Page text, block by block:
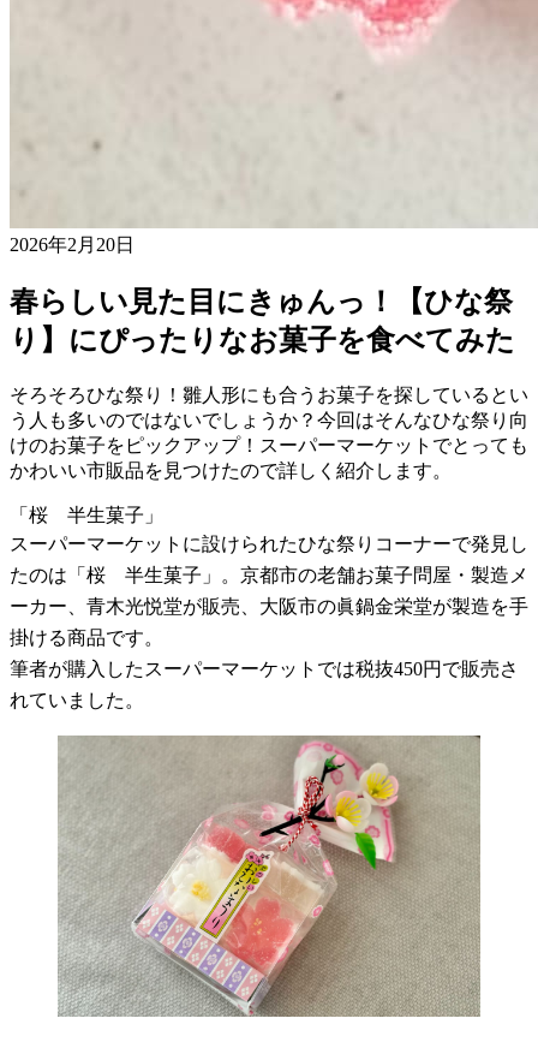
2026年2月20日
春らしい見た目にきゅんっ！【ひな祭
り】にぴったりなお菓子を食べてみた
そろそろひな祭り！雛人形にも合うお菓子を探しているとい
う人も多いのではないでしょうか？今回はそんなひな祭り向
けのお菓子をピックアップ！スーパーマーケットでとっても
かわいい市販品を見つけたので詳しく紹介します。
「桜 半生菓子」
スーパーマーケットに設けられたひな祭りコーナーで発見し
たのは「桜 半生菓子」。京都市の老舗お菓子問屋・製造メ
ーカー、青木光悦堂が販売、大阪市の眞鍋金栄堂が製造を手
掛ける商品です。
筆者が購入したスーパーマーケットでは税抜450円で販売さ
れていました。